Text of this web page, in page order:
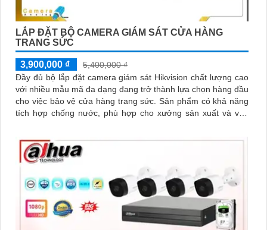
LẮP ĐẶT BỘ CAMERA GIÁM SÁT CỬA HÀNG
TRANG SỨC
3,900,000 ₫
5,400,000 ₫
Đầy đủ bộ lắp đặt camera giám sát Hikvision chất lượng cao
với nhiều mẫu mã đa dạng đang trở thành lựa chọn hàng đầu
cho việc bảo vệ cửa hàng trang sức. Sản phẩm có khả năng
tích hợp chống nước, phù hợp cho xưởng sản xuất và văn